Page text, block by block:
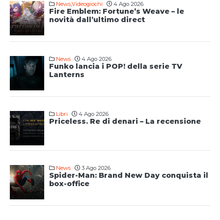
News,Videogiochi 4 Ago 2026
Fire Emblem: Fortune’s Weave – le
novità dall’ultimo direct
News 4 Ago 2026
Funko lancia i POP! della serie TV
Lanterns
Libri 4 Ago 2026
Priceless. Re di denari – La recensione
News 3 Ago 2026
Spider-Man: Brand New Day conquista il
box-office